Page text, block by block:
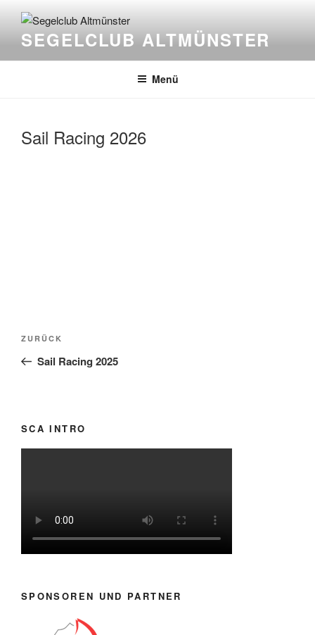
Inhalt
springenSEGELCLUB ALTMÜNSTER
Menü
Sail Racing 2026
Beitragsnavigation
Vorheriger
Beitrag
ZURÜCK
Sail Racing 2025
SCA INTRO
SPONSOREN UND PARTNER